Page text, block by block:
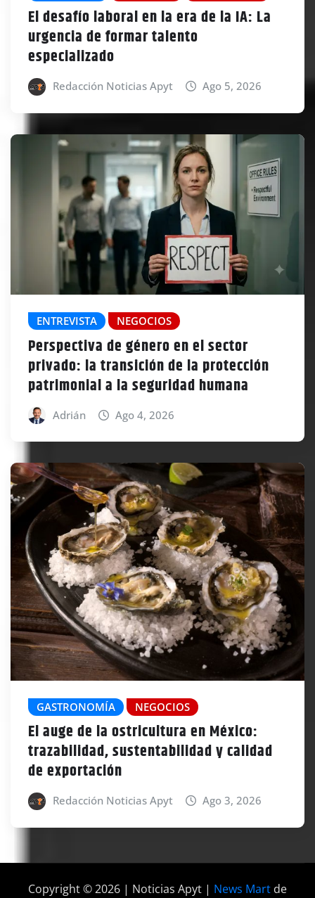
El desafío laboral en la era de la IA: La
urgencia de formar talento
especializado
Redacción Noticias Apyt Ago 5, 2026
ENTREVISTA NEGOCIOS
Perspectiva de género en el sector
privado: la transición de la protección
patrimonial a la seguridad humana
Adrián Ago 4, 2026
GASTRONOMÍA NEGOCIOS
El auge de la ostricultura en México:
trazabilidad, sustentabilidad y calidad
de exportación
Redacción Noticias Apyt Ago 3, 2026
Copyright © 2026 | Noticias Apyt | News Mart de